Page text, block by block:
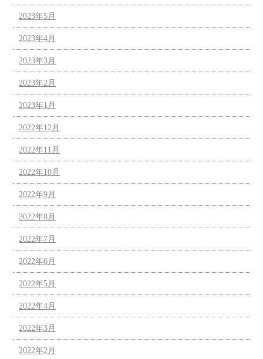
2023年5月
2023年4月
2023年3月
2023年2月
2023年1月
2022年12月
2022年11月
2022年10月
2022年9月
2022年8月
2022年7月
2022年6月
2022年5月
2022年4月
2022年3月
2022年2月